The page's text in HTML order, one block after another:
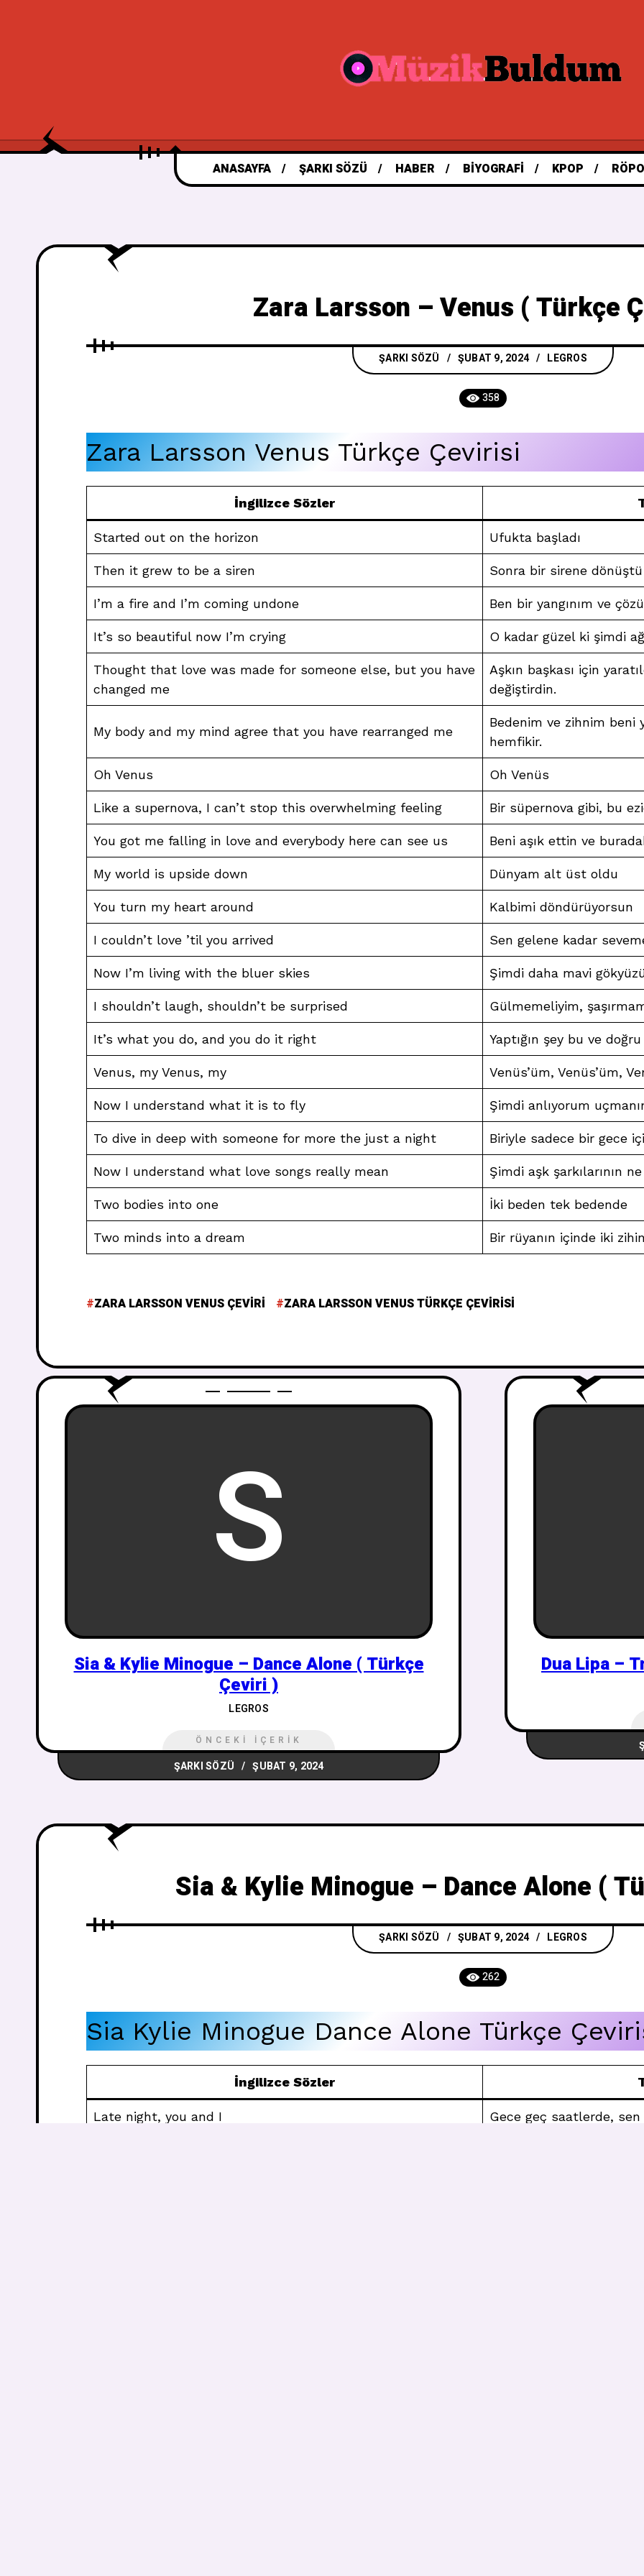
ANASAYFA ŞARKI SÖZÜ HABER BIYOGRAFI KPOP
Zara Larsson – Venus ( Türkçe
ŞARKI SÖZÜ ŞUBAT 9, 2024 LEGROS
358
Zara Larsson Venus Türkçe Çevirisi
İngilizce Sözler
Started out on the horizon Ufukta başladı
Then it grew to be a siren Sonra bir sirene dönüştü
I’m a fire and I’m coming undone Ben bir yangınım ve
It’s so beautiful now I’m crying O kadar güzel ki şimdi
Thought that love was made for someone else, but you have
changed me
Aşkın başkası için
değiştirdin.
My body and my mind agree that you have rearranged me
Bedenim ve zihnim beni
hemfikir.
Oh Venus Oh Venüs
Like a supernova, I can’t stop this overwhelming feeling Bir süpernova gibi, bu
You got me falling in love and everybody here can see us Beni aşık ettin ve
My world is upside down Dünyam alt üst oldu
You turn my heart around Kalbimi döndürüyorsun
I couldn’t love ’til you arrived Sen gelene kadar
Now I’m living with the bluer skies Şimdi daha mavi
I shouldn’t laugh, shouldn’t be surprised Gülmemeliyim,
It’s what you do, and you do it right Yaptığın şey bu ve
Venus, my Venus, my Venüs’üm, Venüs’üm,
Now I understand what it is to fly Şimdi anlıyorum
To dive in deep with someone for more the just a night Biriyle sadece bir gece
Now I understand what love songs really mean Şimdi aşk şarkılarının
Two bodies into one İki beden tek bedende
Two minds into a dream Bir rüyanın içinde iki
ZARA LARSSON VENUS ÇEVIRI ZARA LARSSON VENUS TÜRKÇE ÇEVIRISI
S
Sia & Kylie Minogue – Dance Alone ( Türkçe
Çeviri )
LEGROS
ÖNCEKI İÇERIK
ŞARKI SÖZÜ ŞUBAT 9, 2024
Dua Lipa –
Sia & Kylie Minogue – Dance Alone (
ŞARKI SÖZÜ ŞUBAT 9, 2024 LEGROS
262
Sia Kylie Minogue Dance Alone Türkçe
İngilizce Sözler
Late night, you and I Gece geç saatlerde, sen